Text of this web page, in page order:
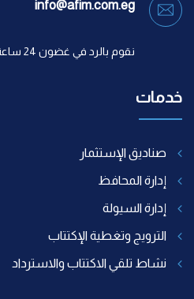
info@afim.com.eg
نقوم بالرد في غضون 24 ساعة
خدمات
صناديق الإستثمار
إدارة المحافظ
إدارة السيولة
الترويج وتغطية الإكتتاب
نشاط تلقي الاكتتاب والاسترداد